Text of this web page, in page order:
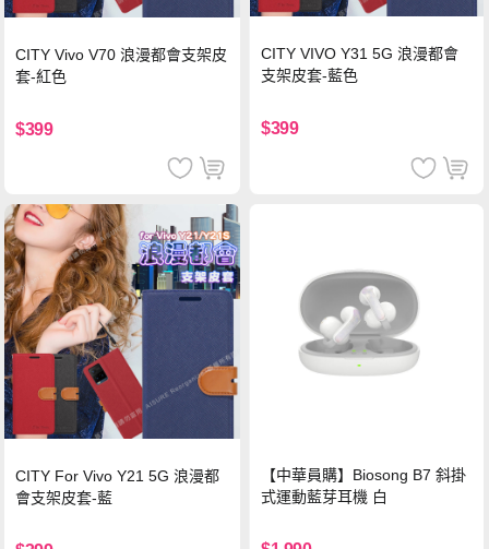
CITY Vivo V70 浪漫都會支架皮
套-紅色
$399
CITY VIVO Y31 5G 浪漫都會
支架皮套-藍色
$399
CITY For Vivo Y21 5G 浪漫都
會支架皮套-藍
【中華員購】Biosong B7 斜掛
式運動藍芽耳機 白